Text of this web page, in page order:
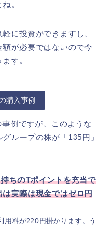
。
に投資ができますし、
が必要ではないので今
す。
購入事例
例ですが、このような
ループの株が「135円」
ちのTポイントを充当で
実際は現金ではゼロ円
用料が220円掛かります。う